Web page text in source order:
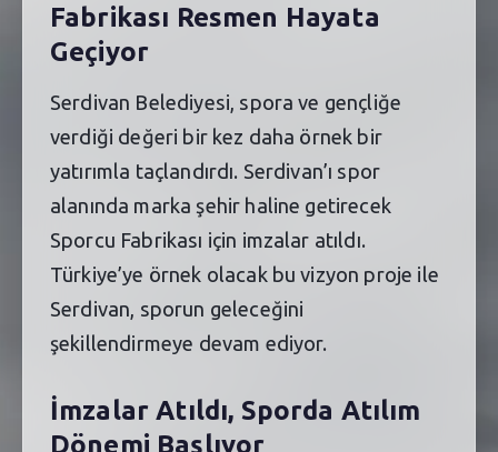
Fabrikası Resmen Hayata
Geçiyor
Serdivan Belediyesi, spora ve gençliğe
verdiği değeri bir kez daha örnek bir
yatırımla taçlandırdı. Serdivan’ı spor
alanında marka şehir haline getirecek
Sporcu Fabrikası için imzalar atıldı.
Türkiye’ye örnek olacak bu vizyon proje ile
Serdivan, sporun geleceğini
şekillendirmeye devam ediyor.
İmzalar Atıldı, Sporda Atılım
Dönemi Başlıyor